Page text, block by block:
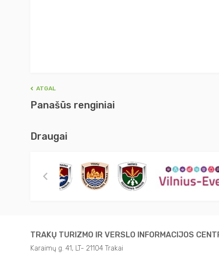
ATGAL
Panašūs renginiai
Draugai
TRAKŲ TURIZMO IR VERSLO INFORMACIJOS
Karaimų g. 41, LT- 21104 Trakai